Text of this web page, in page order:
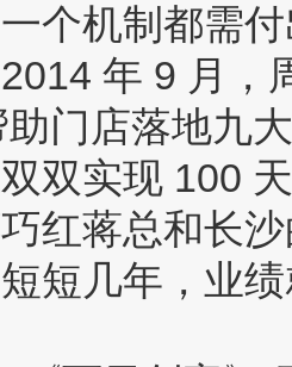
个机制都需
年 9 月，
门店落地九
双实现 100
红蒋总和长
短几年，业